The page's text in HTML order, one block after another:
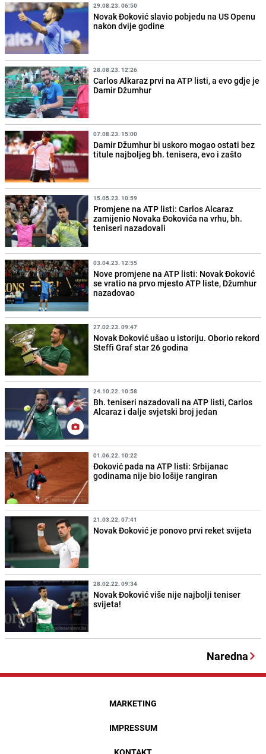
29.08.23. 06:50
Novak Đoković slavio pobjedu na US Openu
nakon dvije godine
28.08.23. 12:26
Carlos Alkaraz prvi na ATP listi, a evo gdje je
Damir Džumhur
07.08.23. 15:00
Damir Džumhur bi uskoro mogao ostati bez
titule najboljeg bh. tenisera, evo i zašto
15.05.23. 10:59
Promjene na ATP listi: Carlos Alcaraz
zamijenio Novaka Đokovića na vrhu, bh.
teniseri nazadovali
03.04.23. 12:55
Nove promjene na ATP listi: Novak Đoković
se vratio na prvo mjesto ATP liste, Džumhur
nazadovao
27.02.23. 09:47
Novak Đoković ušao u istoriju. Oborio rekord
Steffi Graf star 26 godina
24.10.22. 10:58
Bh. teniseri nazadovali na ATP listi, Carlos
Alcaraz i dalje svjetski broj jedan
01.06.22. 10:22
Đoković pada na ATP listi: Srbijanac
godinama nije bio lošije rangiran
21.03.22. 07:41
Novak Đoković je ponovo prvi reket svijeta
28.02.22. 09:34
Novak Đoković više nije najbolji teniser
svijeta!
Naredna
MARKETING
IMPRESSUM